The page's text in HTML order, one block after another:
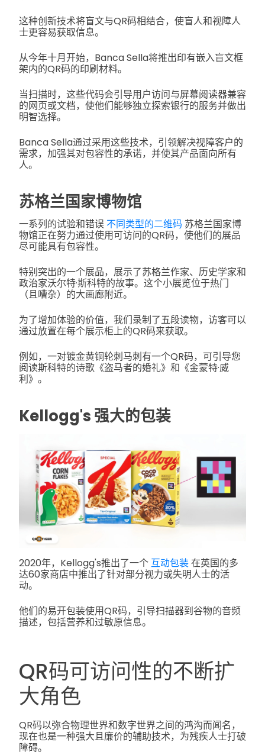
这种创新技术将盲文与QR码相结合，使盲人和视障人
士更容易获取信息。
从今年十月开始，Banca Sella将推出印有嵌入盲文框
架内的QR码的印刷材料。
当扫描时，这些代码会引导用户访问与屏幕阅读器兼容
的网页或文档，使他们能够独立探索银行的服务并做出
明智选择。
Banca Sella通过采用这些技术，引领解决视障客户的
需求，加强其对包容性的承诺，并使其产品面向所有
人。
苏格兰国家博物馆
一系列的试验和错误 不同类型的二维码 苏格兰国家博
物馆正在努力通过使用可访问的QR码，使他们的展品
尽可能具有包容性。
特别突出的一个展品，展示了苏格兰作家、历史学家和
政治家沃尔特·斯科特的故事。这个小展览位于热门
（且嘈杂）的大画廊附近。
为了增加体验的价值，我们录制了五段读物，访客可以
通过放置在每个展示柜上的QR码来获取。
例如，一对镀金黄铜轮刺马刺有一个QR码，可引导您
阅读斯科特的诗歌《盗马者的婚礼》和《金蒙特·威
利》。
Kellogg's 强大的包装
2020年，Kellogg's推出了一个互动包装在英国的多
达60家商店中推出了针对部分视力或失明人士的活
动。
他们的易开包装使用QR码，引导扫描器到谷物的音频
描述，包括营养和过敏原信息。
QR码可访问性的不断扩
大角色
QR码以弥合物理世界和数字世界之间的鸿沟而闻名，
现在也是一种强大且廉价的辅助技术，为残疾人士打破
障碍。